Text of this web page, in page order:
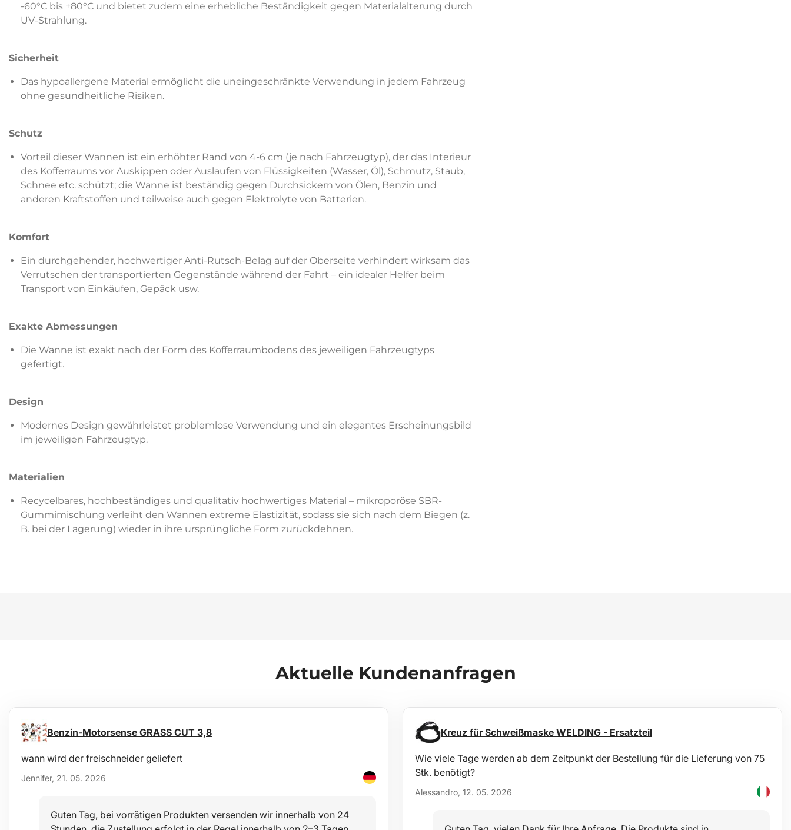
-60°C bis +80°C und bietet zudem eine erhebliche Beständigkeit gegen Materialalterung durch
UV-Strahlung.
Sicherheit
Das hypoallergene Material ermöglicht die uneingeschränkte Verwendung in jedem Fahrzeug
ohne gesundheitliche Risiken.
Schutz
Vorteil dieser Wannen ist ein erhöhter Rand von 4-6 cm (je nach Fahrzeugtyp), der das Interieur
des Kofferraums vor Auskippen oder Auslaufen von Flüssigkeiten (Wasser, Öl), Schmutz, Staub,
Schnee etc. schützt; die Wanne ist beständig gegen Durchsickern von Ölen, Benzin und
anderen Kraftstoffen und teilweise auch gegen Elektrolyte von Batterien.
Komfort
Ein durchgehender, hochwertiger Anti-Rutsch-Belag auf der Oberseite verhindert wirksam das
Verrutschen der transportierten Gegenstände während der Fahrt – ein idealer Helfer beim
Transport von Einkäufen, Gepäck usw.
Exakte Abmessungen
Die Wanne ist exakt nach der Form des Kofferraumbodens des jeweiligen Fahrzeugtyps
gefertigt.
Design
Modernes Design gewährleistet problemlose Verwendung und ein elegantes Erscheinungsbild
im jeweiligen Fahrzeugtyp.
Materialien
Recycelbares, hochbeständiges und qualitativ hochwertiges Material – mikroporöse SBR-
Gummimischung verleiht den Wannen extreme Elastizität, sodass sie sich nach dem Biegen (z.
B. bei der Lagerung) wieder in ihre ursprüngliche Form zurückdehnen.
Aktuelle Kundenanfragen
Benzin-Motorsense GRASS CUT 3,8
wann wird der freischneider geliefert
Jennifer, 21. 05. 2026
Guten Tag, bei vorrätigen Produkten versenden wir innerhalb von 24
Kreuz für Schweißmaske WELDING - Ersatzteil
Wie viele Tage werden ab dem Zeitpunkt der Bestellung für die Lieferung von 75
Stk. benötigt?
Alessandro, 12. 05. 2026